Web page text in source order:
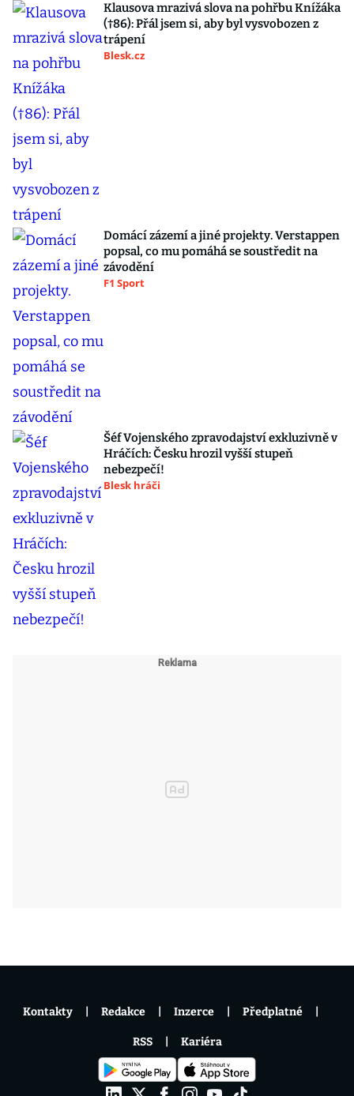
Klausova mrazivá slova na pohřbu Knížáka
(†86): Přál jsem si, aby byl vysvobozen z
trápení
Blesk.cz
Domácí zázemí a jiné projekty. Verstappen
popsal, co mu pomáhá se soustředit na
závodění
F1 Sport
Šéf Vojenského zpravodajství exkluzivně v
Hráčích: Česku hrozil vyšší stupeň
nebezpečí!
Blesk hráči
Kontakty Redakce Inzerce Předplatné
RSS Kariéra